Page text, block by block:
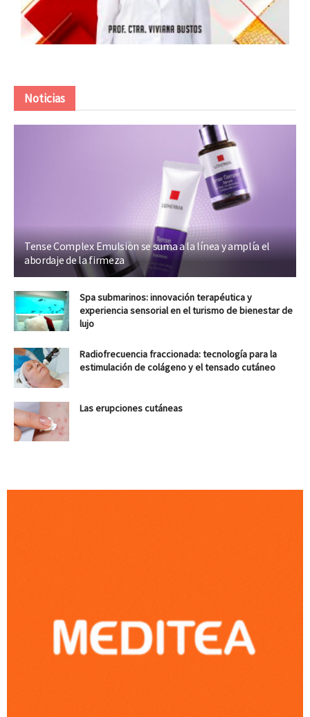
Noticias
Tense Complex Emulsion se suma a la línea y amplía el
abordaje de la firmeza
Spa submarinos: innovación terapéutica y
experiencia sensorial en el turismo de bienestar de
lujo
Radiofrecuencia fraccionada: tecnología para la
estimulación de colágeno y el tensado cutáneo
Las erupciones cutáneas